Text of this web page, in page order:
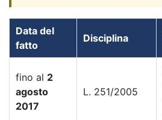
Data del
fatto
Disciplina
fino al 2
agosto
2017
L. 251/2005